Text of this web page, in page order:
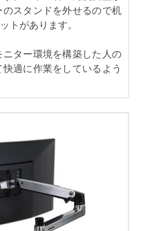
スタンドを外せるので机
トがあります。
ター環境を構築した人の
適に作業をしているよう